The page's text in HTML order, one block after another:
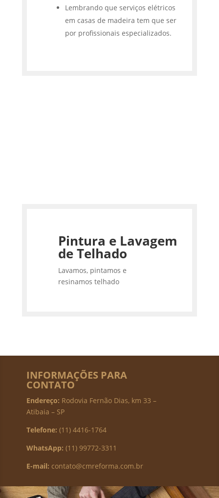
Lembrando que serviços elétricos
em casas de madeira tem que ser
por profissionais especializados.
Pintura e Lavagem
de Telhado
Lavamos, pintamos e
resinamos telhado
INFORMAÇÕES PARA
CONTATO
Endereço: Rodovia Fernão Dias, km 33 –
Atibaia – SP
Telefone: (11) 4416-1764
WhatsApp: (11) 99772-3311
E-mail: contato@cmreforma.com.br